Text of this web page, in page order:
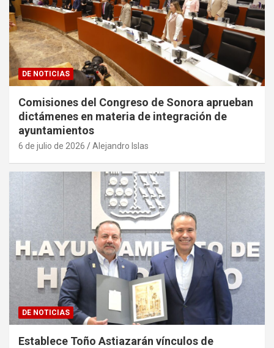
DE NOTICIAS
Comisiones del Congreso de Sonora aprueban
dictámenes en materia de integración de
ayuntamientos
6 de julio de 2026 Alejandro Islas
DE NOTICIAS
Establece Toño Astiazarán vínculos de